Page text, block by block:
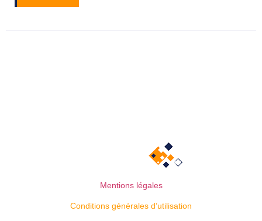
Mentions légales
Conditions générales d’utilisation